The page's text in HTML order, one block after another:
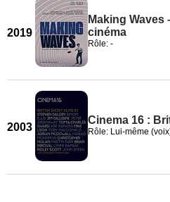
2019
Making Waves
cinéma
Rôle: -
2003
Cinema 16 :
Rôle: Lui-même